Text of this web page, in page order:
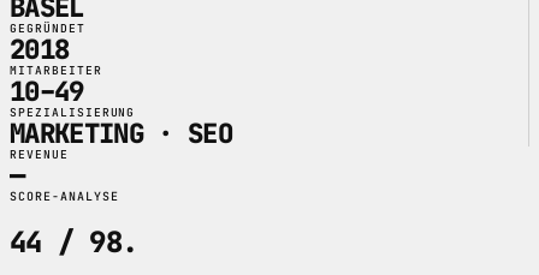
GEGRÜNDET
2018
MITARBEITER
10–49
SPEZIALISIERUNG
MARKETING · SEO
REVENUE
—
SCORE-ANALYSE
44 / 98.